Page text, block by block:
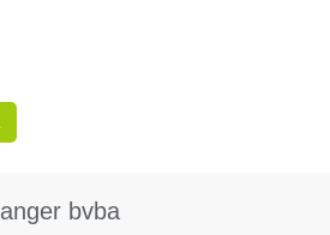
bvba